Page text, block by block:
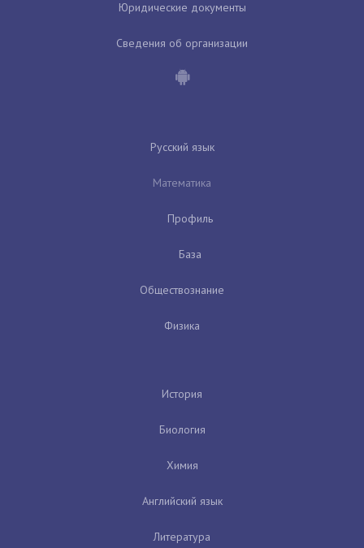
Юридические документы
Сведения об организации
Русский язык
Математика
Профиль
База
Обществознание
Физика
История
Биология
Химия
Английский язык
Литература